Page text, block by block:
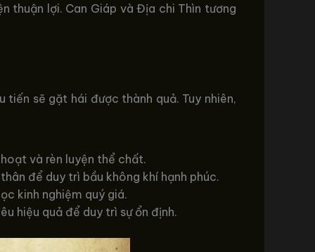
thuận lợi. Can Giáp và Địa chi Thìn tương
sẽ gặt hái được thành quả. Tuy nhiên,
và rèn luyện thể chất.
để duy trì bầu không khí hạnh phúc.
kinh nghiệm quý giá.
hiệu quả để duy trì sự ổn định.